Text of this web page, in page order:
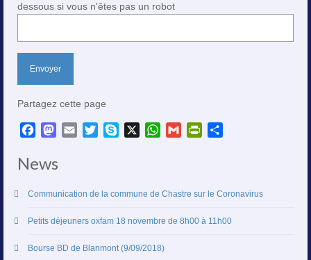
dessous si vous n'êtes pas un robot
Partagez cette page
FacebookMastodon
EmailTwitterSkype WhatsApp
Gmail PrintFriendly
News
Communication de la commune de Chastre sur le Coronavirus
Petits déjeuners oxfam 18 novembre de 8h00 à 11h00
Bourse BD de Blanmont (9/09/2018)